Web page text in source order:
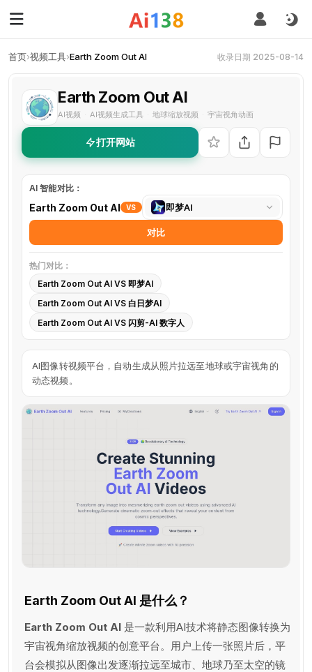
首页›视频工具›Earth Zoom Out AI 收录日期 2025-08-14
Earth Zoom Out AI
AI视频 AI视频生成工具 地球缩放视频 宇宙视角动画
打开网站
AI 智能对比：
Earth Zoom Out AI VS
选
择
对
具
即梦AI
对比
热门对比：
Earth Zoom Out AI VS 即梦AI
Earth Zoom Out AI VS 白日梦AI
Earth Zoom Out AI VS 闪剪-AI 数字人
AI图像转视频平台，自动生成从照片拉远至地球或宇宙视角的
动态视频。
Earth Zoom Out AI 是什么？
Earth Zoom Out AI 是一款利用AI技术将静态图像转换为
宇宙视角缩放视频的创意平台。用户上传一张照片后，平
台会模拟从图像出发逐渐拉远至城市、地球乃至太空的镜